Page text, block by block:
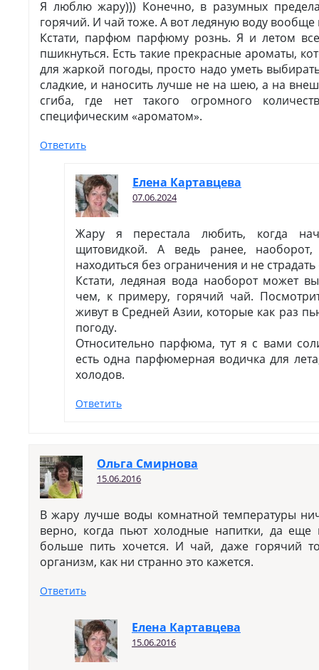
Я люблю жару))) Конечно, в разумных
горячий. И чай тоже. А вот ледяную воду вообще
Кстати, парфюм парфюму рознь. Я и летом
пшикнуться. Есть такие прекрасные ароматы,
для жаркой погоды, просто надо уметь
сладкие, и наносить лучше не на шею, а на
сгиба, где нет такого огромного
специфическим «ароматом».
Ответить
Елена Картавцева
07.06.2024
Жару я перестала любить, когда
щитовидкой. А ведь ранее,
находиться без ограничения и не
Кстати, ледяная вода наоборот может
чем, к примеру, горячий чай.
живут в Средней Азии, которые как раз
погоду.
Относительно парфюма, тут я с вами
есть одна парфюмерная водичка для
холодов.
Ответить
Ольга Смирнова
15.06.2016
В жару лучше воды комнатной температуры
верно, когда пьют холодные напитки, да
больше пить хочется. И чай, даже горячий
организм, как ни странно это кажется.
Ответить
Елена Картавцева
15.06.2016